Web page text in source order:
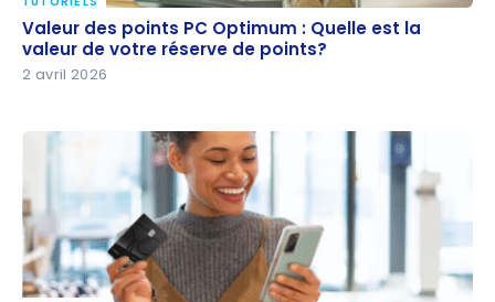
Valeur des points PC Optimum : Quelle est la valeur
de votre réserve de points?
Valeur des points PC Optimum : Quelle est la
valeur de votre réserve de points?
2 avril 2026